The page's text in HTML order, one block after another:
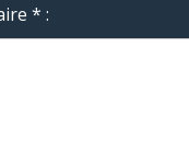
* :